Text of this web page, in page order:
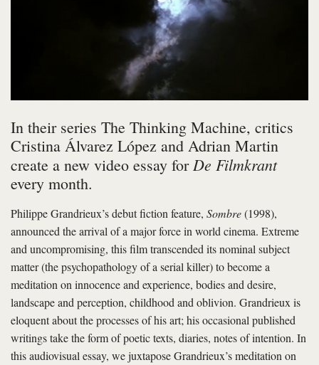
In their series The Thinking Machine, critics
Cristina Álvarez López and Adrian Martin
create a new video essay forDe Filmkrant
every month.
Philippe Grandrieux’s debut fiction feature, Sombre(1998),
announced the arrival of a major force in world cinema. Extreme
and uncompromising, this film transcended its nominal subject
matter (the psychopathology of a serial killer) to become a
meditation on innocence and experience, bodies and desire,
landscape and perception, childhood and oblivion. Grandrieux is
eloquent about the processes of his art; his occasional published
writings take the form of poetic texts, diaries, notes of intention. In
this audiovisual essay, we juxtapose Grandrieux’s meditation on